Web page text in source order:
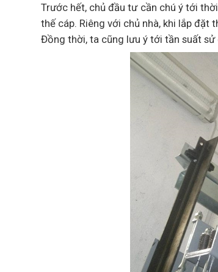
Trước hết, chủ đầu tư cần chú ý tới
thế cáp. Riêng với chủ nhà, khi lắp đặt
Đồng thời, ta cũng lưu ý tới tần suất sử